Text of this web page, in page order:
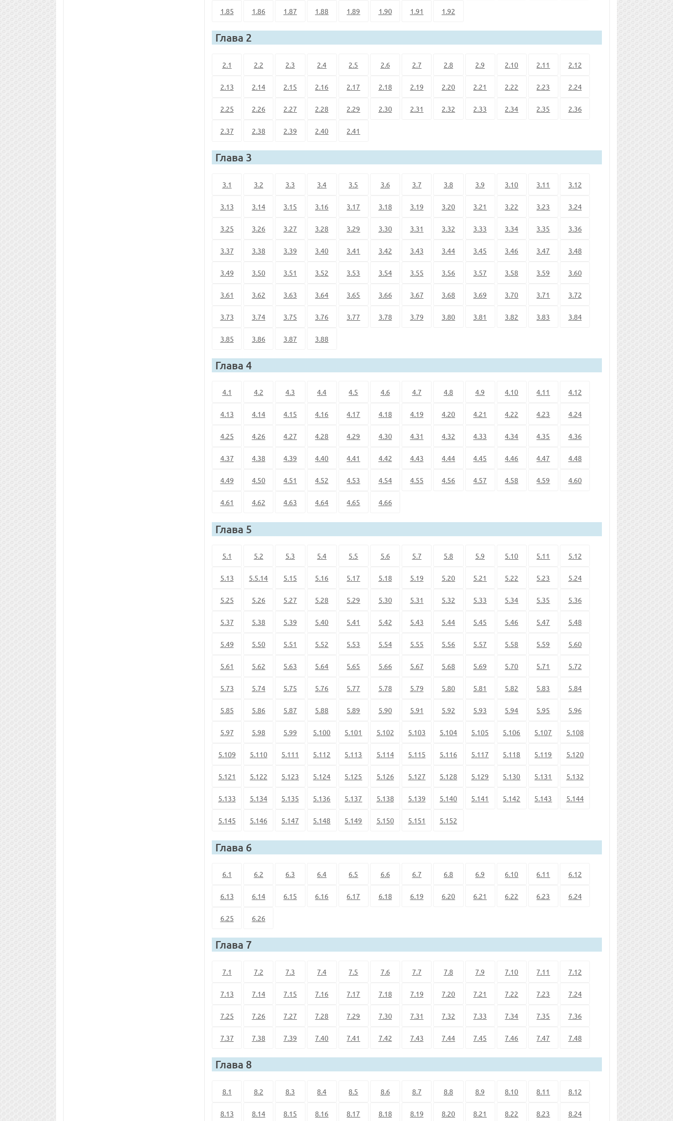
1.85 1.86 1.87 1.88 1.89 1.90 1.91 1.92
Глава 2
2.1 2.2 2.3 2.4 2.5 2.6 2.7 2.8 2.9 2.10 2.11 2.12
2.13 2.14 2.15 2.16 2.17 2.18 2.19 2.20 2.21 2.22 2.23 2.24
2.25 2.26 2.27 2.28 2.29 2.30 2.31 2.32 2.33 2.34 2.35 2.36
2.37 2.38 2.39 2.40 2.41
Глава 3
3.1 3.2 3.3 3.4 3.5 3.6 3.7 3.8 3.9 3.10 3.11 3.12
3.13 3.14 3.15 3.16 3.17 3.18 3.19 3.20 3.21 3.22 3.23 3.24
3.25 3.26 3.27 3.28 3.29 3.30 3.31 3.32 3.33 3.34 3.35 3.36
3.37 3.38 3.39 3.40 3.41 3.42 3.43 3.44 3.45 3.46 3.47 3.48
3.49 3.50 3.51 3.52 3.53 3.54 3.55 3.56 3.57 3.58 3.59 3.60
3.61 3.62 3.63 3.64 3.65 3.66 3.67 3.68 3.69 3.70 3.71 3.72
3.73 3.74 3.75 3.76 3.77 3.78 3.79 3.80 3.81 3.82 3.83 3.84
3.85 3.86 3.87 3.88
Глава 4
4.1 4.2 4.3 4.4 4.5 4.6 4.7 4.8 4.9 4.10 4.11 4.12
4.13 4.14 4.15 4.16 4.17 4.18 4.19 4.20 4.21 4.22 4.23 4.24
4.25 4.26 4.27 4.28 4.29 4.30 4.31 4.32 4.33 4.34 4.35 4.36
4.37 4.38 4.39 4.40 4.41 4.42 4.43 4.44 4.45 4.46 4.47 4.48
4.49 4.50 4.51 4.52 4.53 4.54 4.55 4.56 4.57 4.58 4.59 4.60
4.61 4.62 4.63 4.64 4.65 4.66
Глава 5
5.1 5.2 5.3 5.4 5.5 5.6 5.7 5.8 5.9 5.10 5.11 5.12
5.13 5.5.14 5.15 5.16 5.17 5.18 5.19 5.20 5.21 5.22 5.23 5.24
5.25 5.26 5.27 5.28 5.29 5.30 5.31 5.32 5.33 5.34 5.35 5.36
5.37 5.38 5.39 5.40 5.41 5.42 5.43 5.44 5.45 5.46 5.47 5.48
5.49 5.50 5.51 5.52 5.53 5.54 5.55 5.56 5.57 5.58 5.59 5.60
5.61 5.62 5.63 5.64 5.65 5.66 5.67 5.68 5.69 5.70 5.71 5.72
5.73 5.74 5.75 5.76 5.77 5.78 5.79 5.80 5.81 5.82 5.83 5.84
5.85 5.86 5.87 5.88 5.89 5.90 5.91 5.92 5.93 5.94 5.95 5.96
5.97 5.98 5.99 5.100 5.101 5.102 5.103 5.104 5.105 5.106 5.107 5.108
5.109 5.110 5.111 5.112 5.113 5.114 5.115 5.116 5.117 5.118 5.119 5.120
5.121 5.122 5.123 5.124 5.125 5.126 5.127 5.128 5.129 5.130 5.131 5.132
5.133 5.134 5.135 5.136 5.137 5.138 5.139 5.140 5.141 5.142 5.143 5.144
5.145 5.146 5.147 5.148 5.149 5.150 5.151 5.152
Глава 6
6.1 6.2 6.3 6.4 6.5 6.6 6.7 6.8 6.9 6.10 6.11 6.12
6.13 6.14 6.15 6.16 6.17 6.18 6.19 6.20 6.21 6.22 6.23 6.24
6.25 6.26
Глава 7
7.1 7.2 7.3 7.4 7.5 7.6 7.7 7.8 7.9 7.10 7.11 7.12
7.13 7.14 7.15 7.16 7.17 7.18 7.19 7.20 7.21 7.22 7.23 7.24
7.25 7.26 7.27 7.28 7.29 7.30 7.31 7.32 7.33 7.34 7.35 7.36
7.37 7.38 7.39 7.40 7.41 7.42 7.43 7.44 7.45 7.46 7.47 7.48
Глава 8
8.1 8.2 8.3 8.4 8.5 8.6 8.7 8.8 8.9 8.10 8.11 8.12
8.13 8.14 8.15 8.16 8.17 8.18 8.19 8.20 8.21 8.22 8.23 8.24